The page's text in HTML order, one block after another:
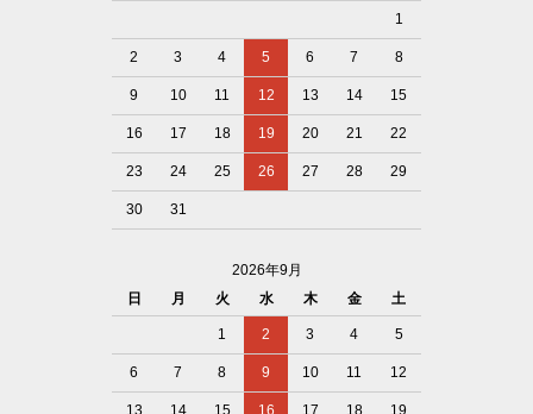
1
2 3 4 5 6 7 8
9 10 11 12 13 14 15
16 17 18 19 20 21 22
23 24 25 26 27 28 29
30 31
2026年9月
日
月 火 水 木 金 土
1 2 3 4 5
6 7 8 9 10 11 12
13 14 15 16 17 18 19